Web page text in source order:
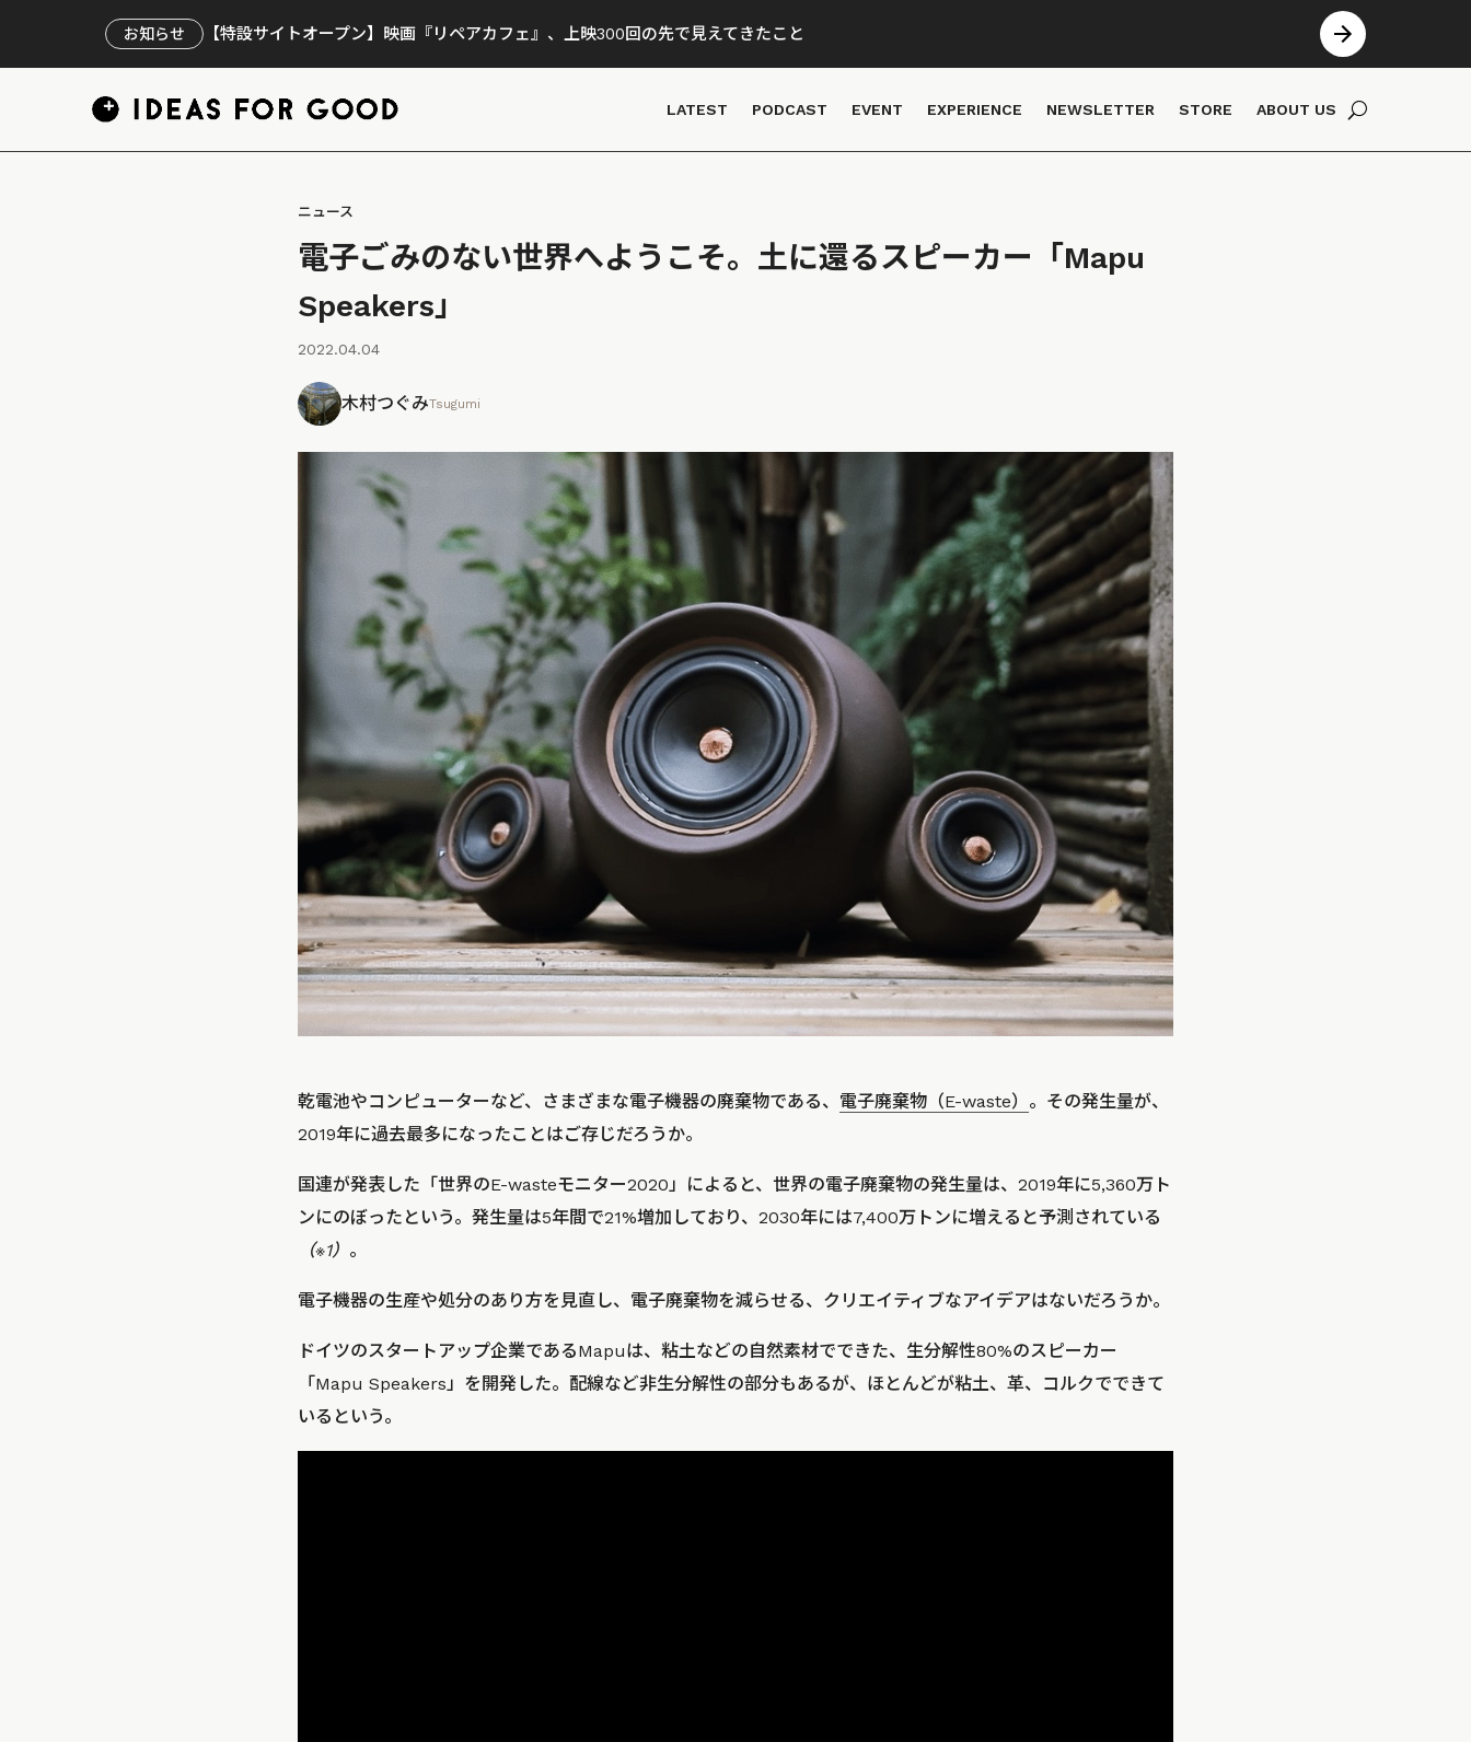
お知らせ 【特設サイトオープン】映画『リペアカフェ』、上映300回の先で見えてきたこと
LATEST PODCAST EVENT EXPERIENCE NEWSLETTER STORE ABOUT US
ニュース
電子ごみのない世界へようこそ。土に還るスピーカー「Mapu
Speakers」
2022.04.04
木村つぐみTsugumi
乾電池やコンピューターなど、さまざまな電子機器の廃棄物である、 電子廃棄物（E-waste） 。その発生量が、
2019年に過去最多になったことはご存じだろうか。
国連が発表した「世界のE-wasteモニター2020」によると、世界の電子廃棄物の発生量は、2019年に5,360万ト
ンにのぼったという。発生量は5年間で21%増加しており、2030年には7,400万トンに増えると予測されている
（※1） 。
電子機器の生産や処分のあり方を見直し、電子廃棄物を減らせる、クリエイティブなアイデアはないだろうか。
ドイツのスタートアップ企業であるMapuは、粘土などの自然素材でできた、生分解性80%のスピーカー
「Mapu Speakers」を開発した。配線など非生分解性の部分もあるが、ほとんどが粘土、革、コルクでできて
いるという。